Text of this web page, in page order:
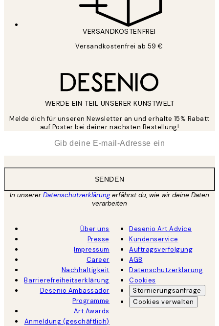
VERSANDKOSTENFREI
Versandkostenfrei ab 59 €
WERDE EIN TEIL UNSERER KUNSTWELT
Melde dich für unseren Newsletter an und erhalte 15% Rabatt
auf Poster bei deiner nächsten Bestellung!
SENDEN
In unsererDatenschutzerklärungerfährst du, wie wir deine Daten
verarbeiten
Über uns
Presse
Impressum
Career
Nachhaltigkeit
Barrierefreiheitserklärung
Desenio Ambassador
Programme
Art Awards
Anmeldung (geschäftlich)
Desenio Art Advice
Kundenservice
Auftragsverfolgung
AGB
Datenschutzerklärung
Cookies
Stornierungsanfrage
Cookies verwalten